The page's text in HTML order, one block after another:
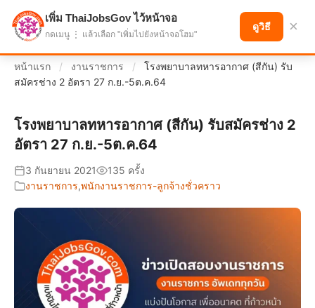
แบ่งปันโอกาส เพื่ออนาคตที่ก้าวหน้า
หน้าแรก / งานราชการ /
โรงพยาบาลทหารอากาศ (สีกัน) รับ
สมัครช่าง 2 อัตรา 27 ก.ย.-5ต.ค.64
โรงพยาบาลทหารอากาศ (สีกัน) รับสมัครช่าง 2
อัตรา 27 ก.ย.-5ต.ค.64
3 กันยายน 2021
135 ครั้ง
งานราชการ,พนักงานราชการ-ลูกจ้างชั่วคราว
เพิ่ม ThaiJobsGov ไว้หน้าจอ
กดเมนู ⋮ แล้วเลือก "เพิ่มไปยังหน้าจอโฮม"
ดูวิธี ×